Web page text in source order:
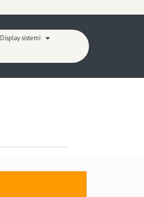
Display sistemi